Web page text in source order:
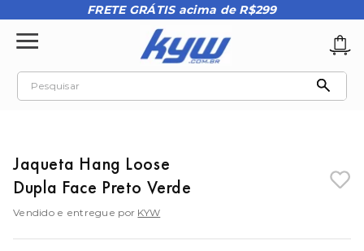
FRETE GRÁTIS acima de R$299
Pesquisar
Jaqueta Hang Loose
Dupla Face Preto Verde
Vendido e entregue por KYW
2º oakley
3º